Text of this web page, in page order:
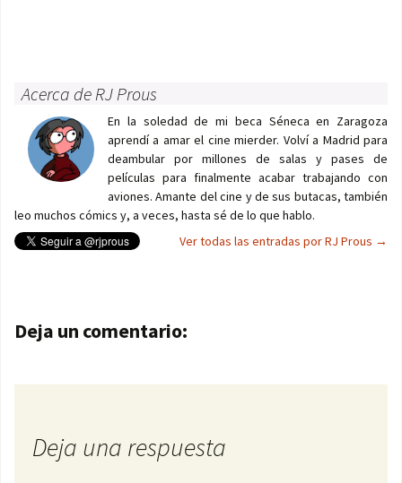
Acerca de RJ Prous
En la soledad de mi beca Séneca en Zaragoza
aprendí a amar el cine mierder. Volví a Madrid para
deambular por millones de salas y pases de
películas para finalmente acabar trabajando con
aviones. Amante del cine y de sus butacas, también
leo muchos cómics y, a veces, hasta sé de lo que hablo.
Ver todas las entradas por RJ Prous →
Navegación de entradas
Deja un comentario:
Deja una respuesta